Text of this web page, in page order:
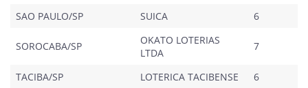
SAO PAULO/SP SUICA 6
SOROCABA/SP
OKATO LOTERIAS
LTDA
7
TACIBA/SP LOTERICA TACIBENSE
6